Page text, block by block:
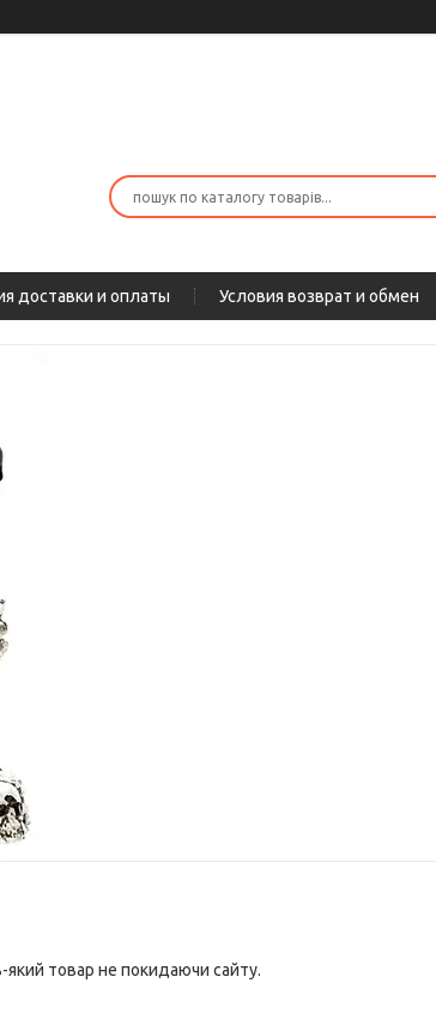
доставки и оплаты Условия возврат и обмен
який товар не покидаючи сайту.